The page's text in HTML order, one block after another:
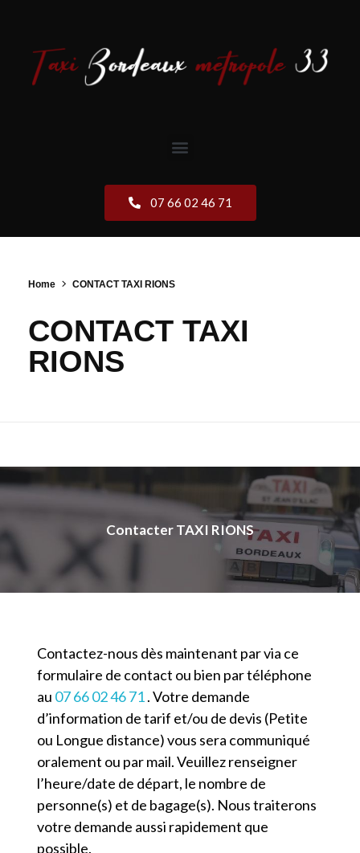
07 66 02 46 71
Home CONTACT TAXI RIONS
CONTACT TAXI
RIONS
Contacter TAXI RIONS
Contactez-nous dès maintenant par via ce
formulaire de contact ou bien par téléphone
au 07 66 02 46 71. Votre demande
d’information de tarif et/ou de devis (Petite
ou Longue distance) vous sera communiqué
oralement ou par mail. Veuillez renseigner
l’heure/date de départ, le nombre de
personne(s) et de bagage(s). Nous traiterons
votre demande aussi rapidement que
possible.